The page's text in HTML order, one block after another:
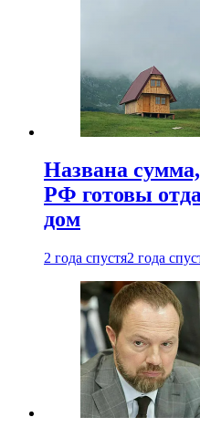
Названа
РФ готовы
дом
2 года спустя2 года